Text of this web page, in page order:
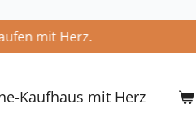
mit Herz.
Kaufhaus mit Herz